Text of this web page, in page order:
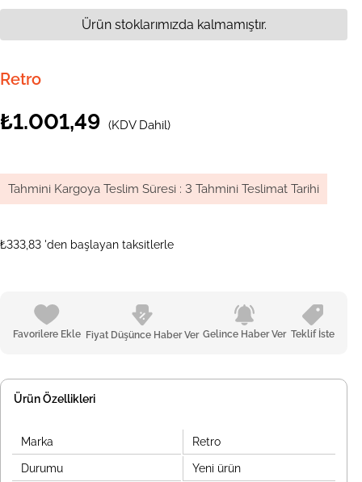
Retro
₺1.001,49 (KDV Dahil)
Tahmini Kargoya Teslim Süresi : 3 Tahmini Teslimat Tarihi
₺333,83 'den başlayan taksitlerle
Favorilere Ekle Fiyat Düşünce Haber Ver Gelince Haber Ver Teklif İste
Ürün stoklarımızda kalmamıştır.
Ürün Özellikleri
Marka Retro
Durumu Yeni ürün